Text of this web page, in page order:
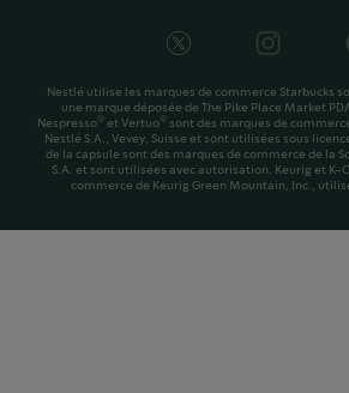
Nestlé utilise les marques de commerce Starbucks
une marque déposée de The Pike Place Market
Nespresso® et Vertuo® sont des marques de
Nestlé S.A., Vevey, Suisse et sont utilisées sous licence.
de la capsule sont des marques de commerce de la
S.A. et sont utilisées avec autorisation. Keurig et K-
commerce de Keurig Green Mountain, Inc.,